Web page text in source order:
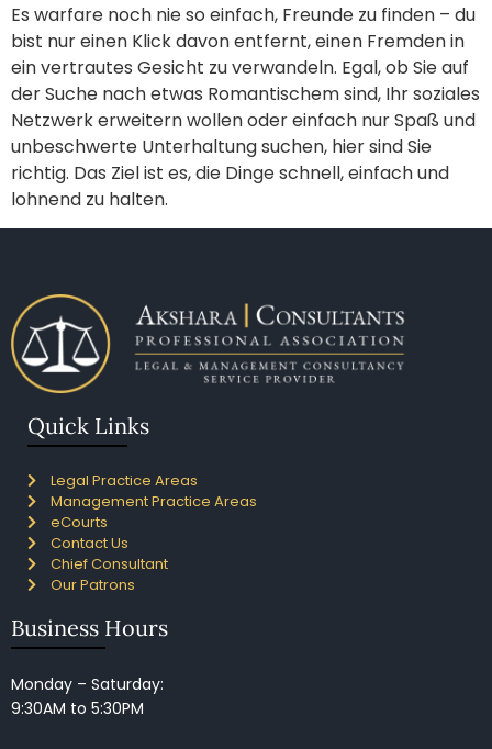
Es warfare noch nie so einfach, Freunde zu finden – du
bist nur einen Klick davon entfernt, einen Fremden in
ein vertrautes Gesicht zu verwandeln. Egal, ob Sie auf
der Suche nach etwas Romantischem sind, Ihr soziales
Netzwerk erweitern wollen oder einfach nur Spaß und
unbeschwerte Unterhaltung suchen, hier sind Sie
richtig. Das Ziel ist es, die Dinge schnell, einfach und
lohnend zu halten.
Quick Links
Legal Practice Areas
Management Practice Areas
eCourts
Contact Us
Chief Consultant
Our Patrons
Business Hours
Monday – Saturday:
9:30AM to 5:30PM